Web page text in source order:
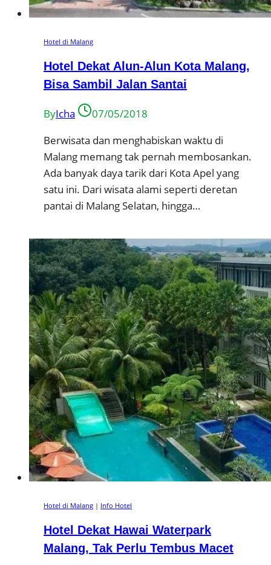
Hotel di Malang
Hotel Dekat Alun-Alun Kota Malang,
Bisa Sambil Jalan Santai
ByIcha
07/05/2018
Berwisata dan menghabiskan waktu di
Malang memang tak pernah membosankan.
Ada banyak daya tarik dari Kota Apel yang
satu ini. Dari wisata alami seperti deretan
pantai di Malang Selatan, hingga…
Hotel di Malang | Info Hotel
Hotel Dekat Hawai Waterpark
Malang, Tak Perlu Tembus Macet